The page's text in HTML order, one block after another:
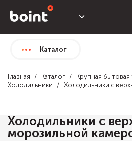
Каталог
Главная Каталог
Крупная бытовая
Холодильники
Холодильники с
Холодильники с
морозильной